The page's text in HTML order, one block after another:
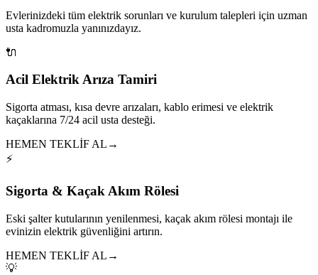
Evlerinizdeki tüm elektrik sorunları ve kurulum talepleri için uzman
usta kadromuzla yanınızdayız.
🔌
Acil Elektrik Arıza Tamiri
Sigorta atması, kısa devre arızaları, kablo erimesi ve elektrik
kaçaklarına 7/24 acil usta desteği.
HEMEN TEKLİF AL →
⚡
Sigorta & Kaçak Akım Rölesi
Eski şalter kutularının yenilenmesi, kaçak akım rölesi montajı ile
evinizin elektrik güvenliğini artırın.
HEMEN TEKLİF AL →
💡